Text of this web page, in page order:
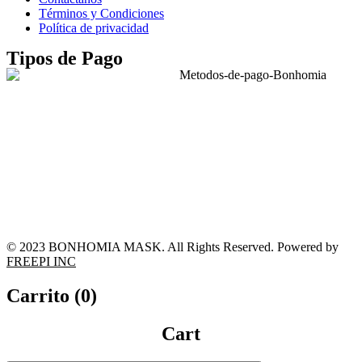
Términos y Condiciones
Política de privacidad
Tipos de Pago
© 2023 BONHOMIA MASK. All Rights Reserved. Powered by
FREEPI INC
Carrito (0)
Cart